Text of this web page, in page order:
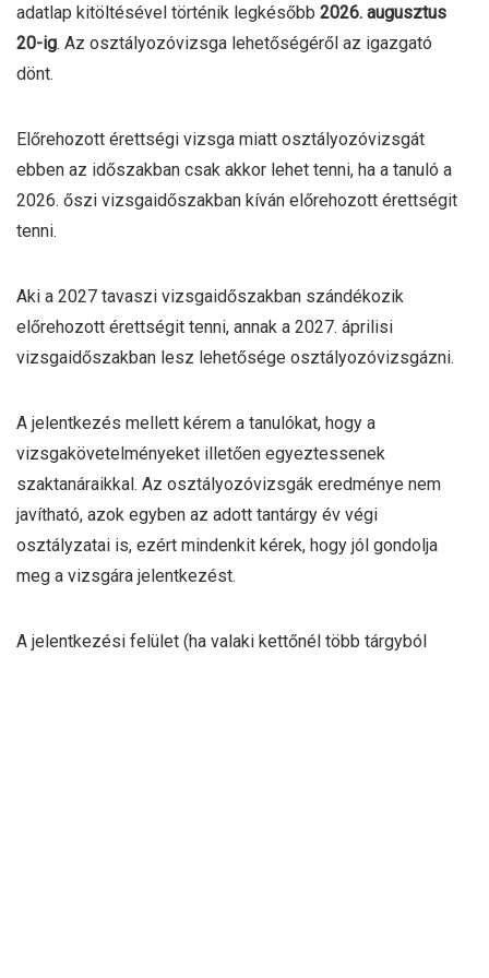
adatlap kitöltésével történik legkésőbb 2026. augusztus
20-ig. Az osztályozóvizsga lehetőségéről az igazgató
dönt.
Előrehozott érettségi vizsga miatt osztályozóvizsgát
ebben az időszakban csak akkor lehet tenni, ha a tanuló a
2026. őszi vizsgaidőszakban kíván előrehozott érettségit
tenni.
Aki a 2027 tavaszi vizsgaidőszakban szándékozik
előrehozott érettségit tenni, annak a 2027. áprilisi
vizsgaidőszakban lesz lehetősége osztályozóvizsgázni.
A jelentkezés mellett kérem a tanulókat, hogy a
vizsgakövetelményeket illetően egyeztessenek
szaktanáraikkal. Az osztályozóvizsgák eredménye nem
javítható, azok egyben az adott tantárgy év végi
osztályzatai is, ezért mindenkit kérek, hogy jól gondolja
meg a vizsgára jelentkezést.
A jelentkezési felület (ha valaki kettőnél több tárgyból